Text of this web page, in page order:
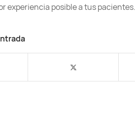
experiencia posible a tus pacientes.